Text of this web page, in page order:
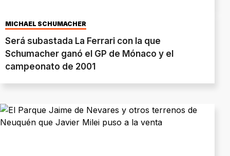
MICHAEL SCHUMACHER
Será subastada La Ferrari con la que
Schumacher ganó el GP de Mónaco y el
campeonato de 2001